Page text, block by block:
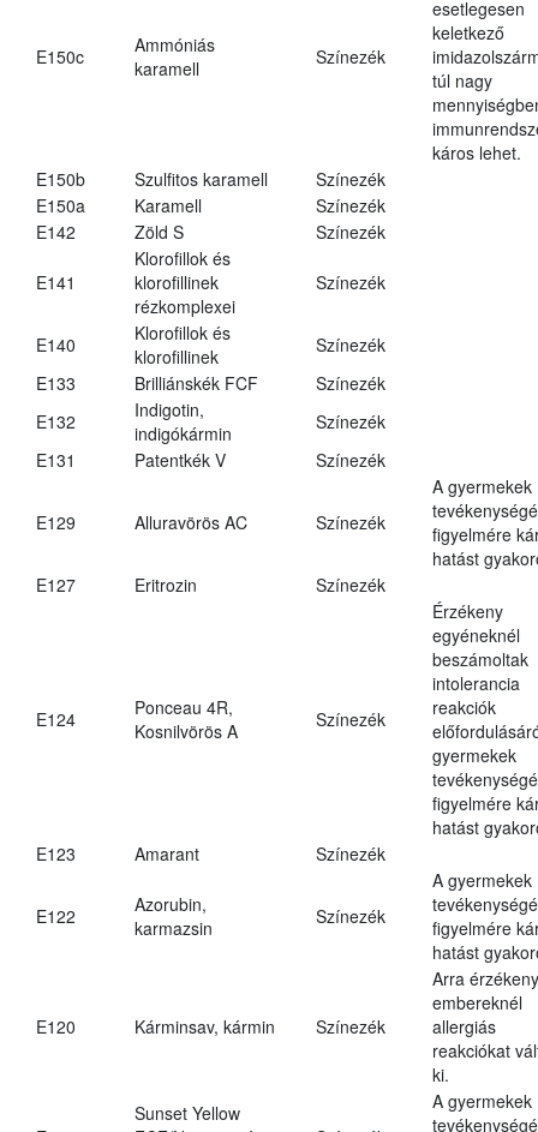
E150c
Ammóniás
karamell
Színezék
esetlegesen
keletkező
túl nagy
káros lehet.
E150b
Szulfitos karamell
Színezék
E150a
Karamell
Színezék
E142
Zöld S Színezék
E141
Klorofillok és
klorofillinek
rézkomplexei
Színezék
E140
Klorofillok és
klorofillinek
Színezék
E133
Brilliánskék FCF
Színezék
E132
Indigotin,
indigókármin
Színezék
E131
Patentkék V Színezék
E129 Alluravörös AC Színezék
A gyermekek
figyelmére
hatást
E127
Eritrozin Színezék
E124
Ponceau 4R,
Kosnilvörös A
Színezék
Érzékeny
egyéneknél
beszámoltak
intolerancia
reakciók
gyermekek
figyelmére
hatást
E123
Amarant Színezék
E122
Azorubin,
karmazsin
Színezék
A gyermekek
figyelmére
hatást
E120 Kárminsav, kármin Színezék
Arra érzékeny
embereknél
allergiás
reakciókat
ki.
Sunset Yellow
A gyermekek